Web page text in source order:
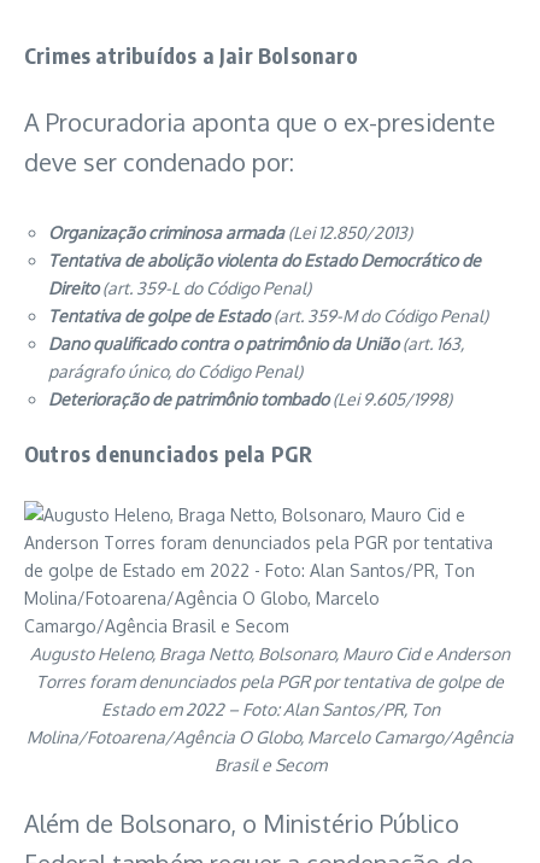
Crimes atribuídos a Jair Bolsonaro
A Procuradoria aponta que o ex-presidente
deve ser condenado por:
Organização criminosa armada(Lei 12.850/2013)
Tentativa de abolição violenta do Estado Democrático de
Direito(art. 359-L do Código Penal)
Tentativa de golpe de Estado(art. 359-M do Código Penal)
Dano qualificado contra o patrimônio da União(art. 163,
parágrafo único, do Código Penal)
Deterioração de patrimônio tombado(Lei 9.605/1998)
Outros denunciados pela PGR
Augusto Heleno, Braga Netto, Bolsonaro, Mauro Cid e Anderson
Torres foram denunciados pela PGR por tentativa de golpe de
Estado em 2022 – Foto: Alan Santos/PR, Ton
Molina/Fotoarena/Agência O Globo, Marcelo Camargo/Agência
Brasil e Secom
Além de Bolsonaro, o Ministério Público